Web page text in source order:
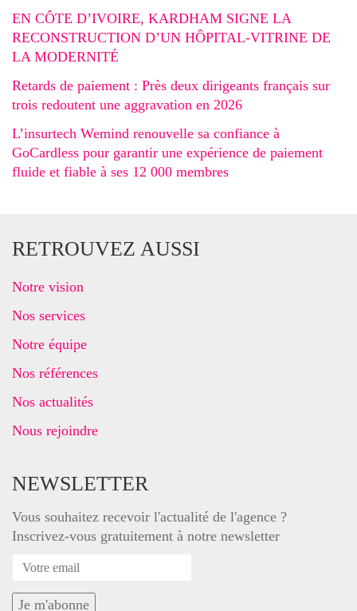
EN CÔTE D’IVOIRE, KARDHAM SIGNE LA
RECONSTRUCTION D’UN HÔPITAL-VITRINE DE
LA MODERNITÉ
Retards de paiement : Près deux dirigeants français sur
trois redoutent une aggravation en 2026
L’insurtech Wemind renouvelle sa confiance à
GoCardless pour garantir une expérience de paiement
fluide et fiable à ses 12 000 membres
RETROUVEZ AUSSI
Notre vision
Nos services
Notre équipe
Nos références
Nos actualités
Nous rejoindre
NEWSLETTER
Vous souhaitez recevoir l'actualité de l'agence ?
Inscrivez-vous gratuitement à notre newsletter